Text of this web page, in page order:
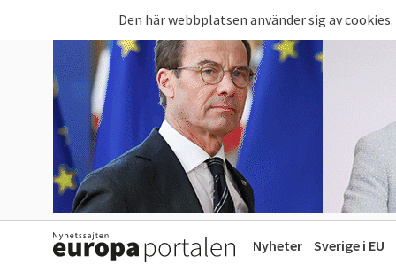
Den här webbplatsen använder sig av cookies.
Nyheter Sverige i EU